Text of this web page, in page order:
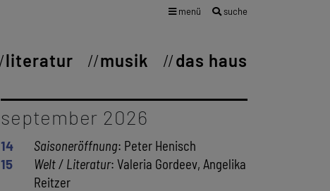
menü suche
literatur musik das haus
september 2026
14 Saisoneröffnung: Peter Henisch
15
Welt / Literatur: Valeria Gordeev, Angelika
Reitzer